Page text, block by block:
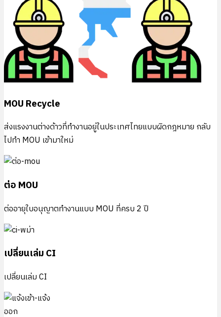
MOU Recycle
ส่งแรงงานต่างด้าวที่ทำงานอยู่ในประเทศไทยแบบผิดกฎหมาย กลับ
ไปทำ MOU เข้ามาใหม่
ต่อ MOU
ต่ออายุใบอนุญาตทำงานแบบ MOU ที่ครบ 2 ปี
เปลี่ยนเล่ม CI
เปลี่ยนเล่ม CI